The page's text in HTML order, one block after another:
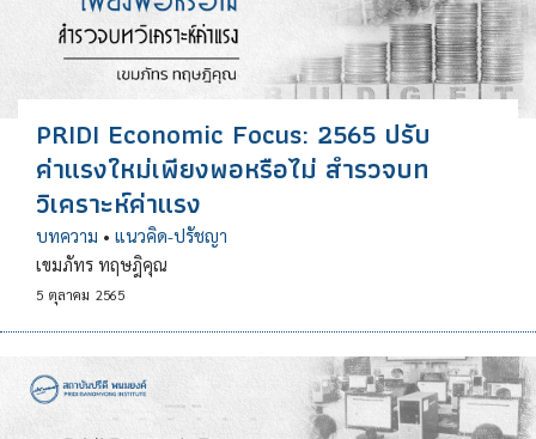
PRIDI Economic Focus: 2565 ปรับ
ค่าแรงใหม่เพียงพอหรือไม่ สำรวจบท
วิเคราะห์ค่าแรง
บทความ • แนวคิด-ปรัชญา
เขมภัทร ทฤษฎิคุณ
5 ตุลาคม 2565